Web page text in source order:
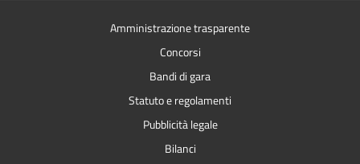
Amministrazione trasparente
Concorsi
Bandi di gara
Statuto e regolamenti
Pubblicità legale
Bilanci